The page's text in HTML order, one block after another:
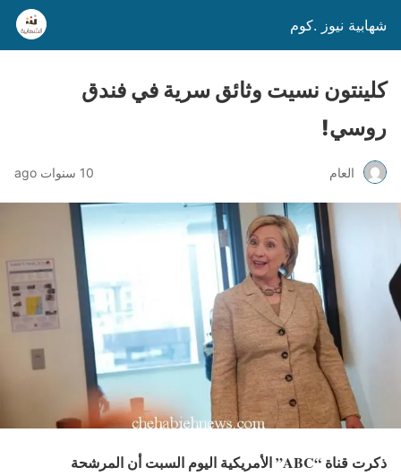
شهابية نيوز .كوم
كلينتون نسيت وثائق سرية في فندق
روسي!
العام 10 سنوات ago
ذكرت قناة “ABC” الأمريكية اليوم السبت أن المرشحة